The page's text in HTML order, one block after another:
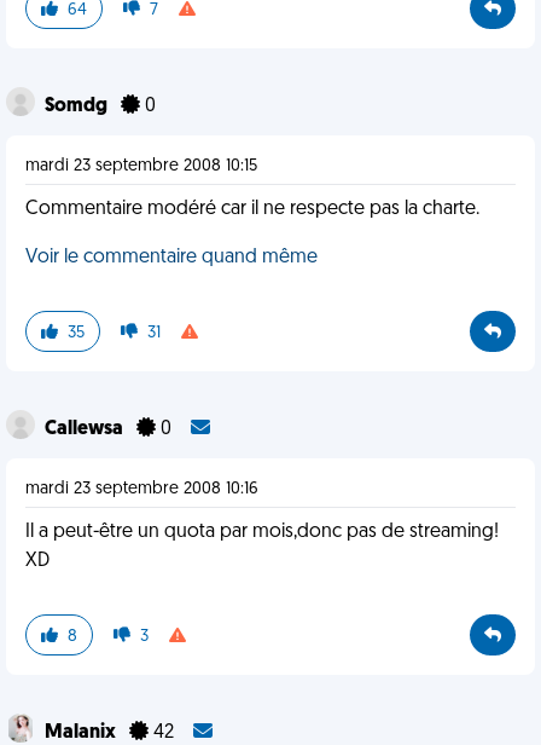
64 7
Somdg 0
mardi 23 septembre 2008 10:15
Commentaire modéré car il ne respecte pas la charte.
Voir le commentaire quand même
35 31
Callewsa 0
mardi 23 septembre 2008 10:16
Il a peut-être un quota par mois,donc pas de streaming!
XD
8 3
Malanix 42